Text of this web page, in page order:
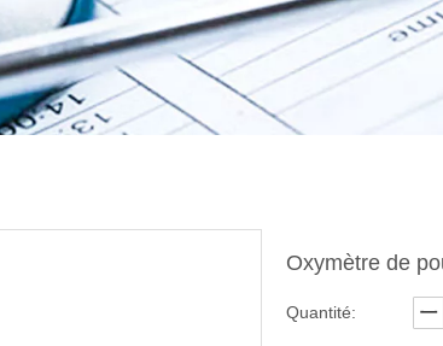
Oxymètre de
Quantité: